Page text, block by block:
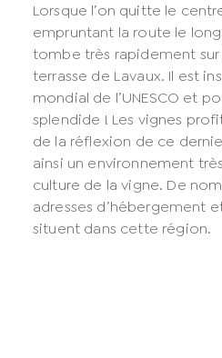
Lorsque l’on quitte le
empruntant la route le
tombe très rapidement
terrasse de Lavaux. Il est
mondial de l’UNESCO et
splendide ! Les vignes
de la réflexion de ce
ainsi un environnement
culture de la vigne. De
adresses d’hébergement
situent dans cette région.